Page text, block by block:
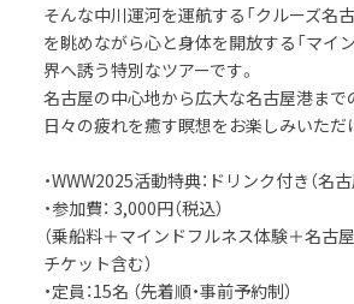
そんな中川運河を運航する「クルーズ名
を眺めながら心と身体を開放する「マイ
界へ誘う特別なツアーです。
名古屋の中心地から広大な名古屋港まで
日々の疲れを癒す瞑想をお楽しみいただ
・WWW2025活動特典：ドリンク付き（名古
・参加費： 3,000円（税込）
（乗船料＋マインドフルネス体験＋名古
チケット含む）
・定員：15名 （先着順・事前予約制）